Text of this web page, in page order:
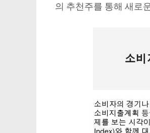
의 추천주를 통해 새로